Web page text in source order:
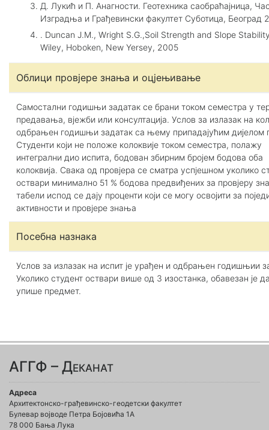
Д. Лукић и П. Анагности. Геотехника саобраћајница,
Изградња и Грађевински факултет Суботица, Београд
. Duncan J.M., Wright S.G.,Soil Strength and Slope
Wiley, Hoboken, New Yersey, 2005
Облици провјере знања и оцјењивање
Самостални годишњи задатак се брани током семестра у
предавања, вјежби или консултација. Услов за излазак на
одбрањен годишњи задатак са њему припадајућим дијелом
Студенти који не положе колоквије током семестра, полажу
интегрални дио испита, бодован збирним бројем бодова оба
колоквија. Свака од провјера се сматра успјешном уколико
оствари минимално 51 % бодова предвиђених за провјеру
табели испод се дају проценти који се могу освојити за
активности и провјере знања
Посебна назнака
Услов за излазак на испит је урађен и одбрањен годишњии
Уколико студент оствари више од 3 изостанка, обавезан је
упише предмет.
АГГФ – Деканат
Адреса
Архитектонско-грађевинско-геодетски факултет
Булевар војводе Петра Бојовића 1A
78 000 Бања Лука